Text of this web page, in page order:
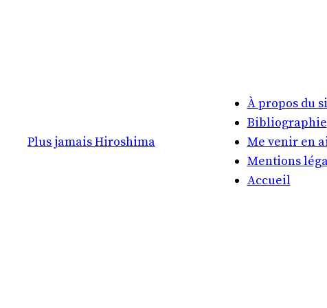
Plus jamais Hiroshima
À propos du
Bibliographie
Me venir en
Mentions
Accueil